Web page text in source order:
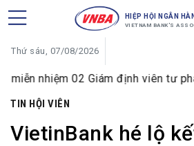
HIỆP HỘI NGÂN
VIETNAM BANK'S
Thứ sáu, 07/08/2026
02 Giám định viên tư pháp trong
TIN HỘI VIÊN
VietinBank hé lộ